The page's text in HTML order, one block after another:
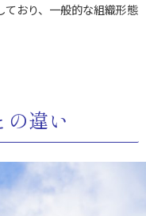
おり、一般的な組織形態
の違い